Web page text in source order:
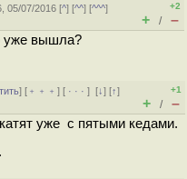
05/07/2016 [^] [^^] [^^^]
+2
+ / –
уже вышла?
] [ ﹢﹢﹢] [ · · ·][↓] [↑]
+1
+ / –
уже с пятыми кедами.